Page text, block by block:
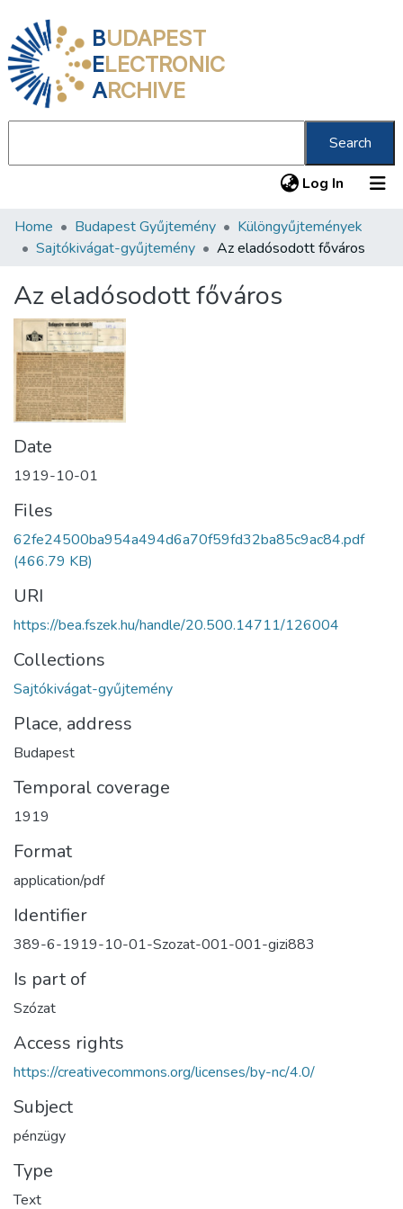
BUDAPEST
ELECTRONIC
ARCHIVE
Search
Log In (current)
Communities & Collections
Statistics
About us
Home Budapest Gyűjtemény
Különgyűjtemények
Sajtókivágat-gyűjtemény
Az eladósodott főváros
Az eladósodott főváros
Date
1919-10-01
Files
62fe24500ba954a494d6a70f59fd32ba85c9ac84.pdf
(466.79 KB)
URI
https://bea.fszek.hu/handle/20.500.14711/126004
Collections
Sajtókivágat-gyűjtemény
Place, address
Budapest
Temporal coverage
1919
Format
application/pdf
Identifier
389-6-1919-10-01-Szozat-001-001-gizi883
Is part of
Szózat
Access rights
https://creativecommons.org/licenses/by-nc/4.0/
Subject
pénzügy
Type
Text